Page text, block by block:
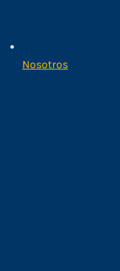
Nosotros